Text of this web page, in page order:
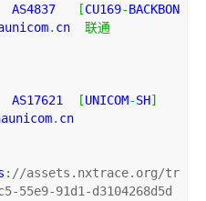
AS4837
[CU169-BACKBON
. cn 联通
AS17621
[UNICOM-SH]
. cn
: //assets.nxtrace.org/tr
55e9-91d1-d3104268d5d